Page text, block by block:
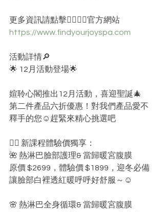
更多資訊請點擊👇🏻👇🏻官方網站
https://www.findyourjoyspa.com
活動詳情🔎
🌟 12月活動登場🌟
媗聆心閣推出12月活動，喜迎聖誕🎄
第二件產品六折優惠！對我們產品愛不
釋手的您☺️趕緊來精心挑選吧
💆‍♀️ 新課程體驗價獨享：
🌺 熱淋巴臉部護理& 當歸暖宮腹膜
原價 $2699，體驗價 $1899，迎冬必備
讓臉部白裡透紅暖呼呼好舒服～☺️
🌸 熱淋巴全身循環& 當歸暖宮腹膜